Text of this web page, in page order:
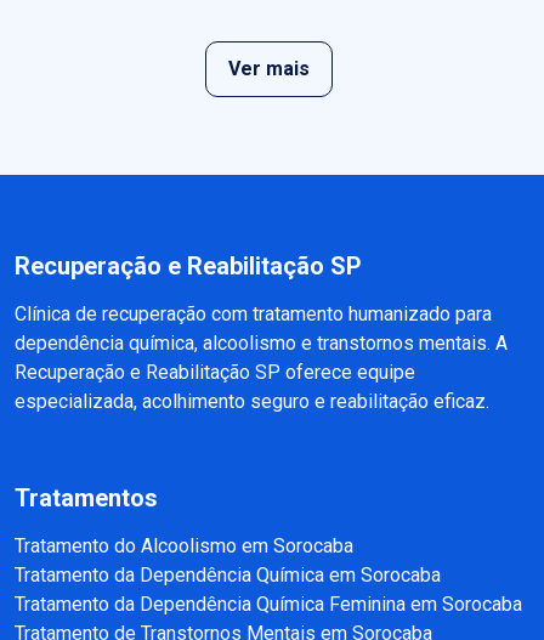
Ver mais
Recuperação e Reabilitação SP
Clínica de recuperação com tratamento humanizado para
dependência química, alcoolismo e transtornos mentais. A
Recuperação e Reabilitação SP oferece equipe
especializada, acolhimento seguro e reabilitação eficaz.
Tratamentos
Tratamento do Alcoolismo em Sorocaba
Tratamento da Dependência Química em Sorocaba
Tratamento da Dependência Química Feminina em Sorocaba
Tratamento de Transtornos Mentais em Sorocaba